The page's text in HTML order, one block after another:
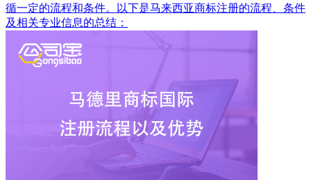
循一定的流程和条件。以下是马来西亚商标注册的流程、条件
及相关专业信息的总结：